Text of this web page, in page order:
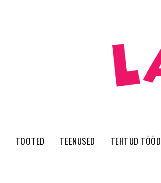
TOOTED TEENUSED TEHTUD TÖÖD